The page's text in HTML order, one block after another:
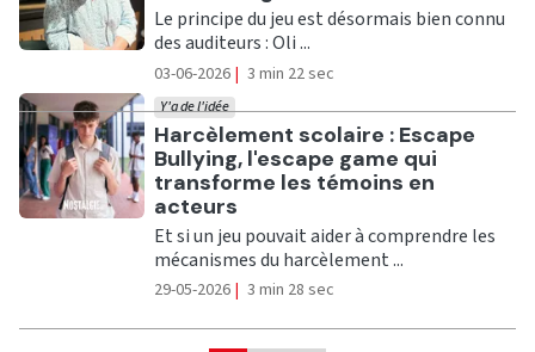
Le principe du jeu est désormais bien connu
des auditeurs : Oli ...
03-06-2026 | 3 min 22 sec
Ecouter
Harcèlement scolaire : Escape
Bullying, l'escape game qui
transforme les témoins en
acteurs
Y'a de l'idée
Et si un jeu pouvait aider à comprendre les
mécanismes du harcèlement ...
29-05-2026 | 3 min 28 sec